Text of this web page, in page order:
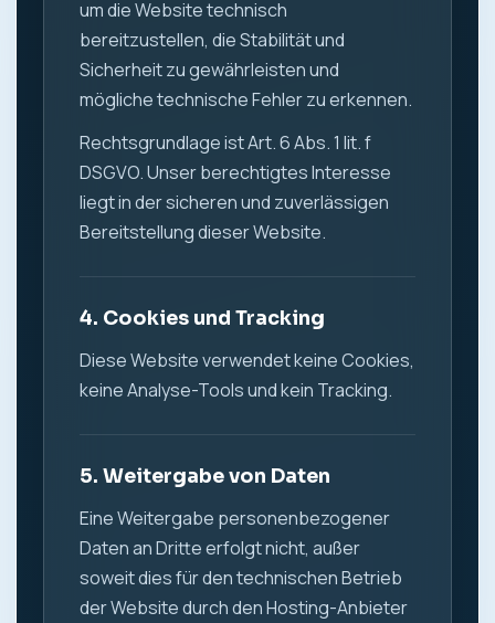
um die Website technisch
bereitzustellen, die Stabilität und
Sicherheit zu gewährleisten und
mögliche technische Fehler zu erkennen.
Rechtsgrundlage ist Art. 6 Abs. 1 lit. f
DSGVO. Unser berechtigtes Interesse
liegt in der sicheren und zuverlässigen
Bereitstellung dieser Website.
4. Cookies und Tracking
Diese Website verwendet keine Cookies,
keine Analyse-Tools und kein Tracking.
5. Weitergabe von Daten
Eine Weitergabe personenbezogener
Daten an Dritte erfolgt nicht, außer
soweit dies für den technischen Betrieb
der Website durch den Hosting-Anbieter